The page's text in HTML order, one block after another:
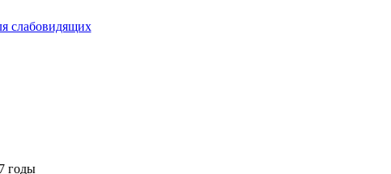
слабовидящих
годы